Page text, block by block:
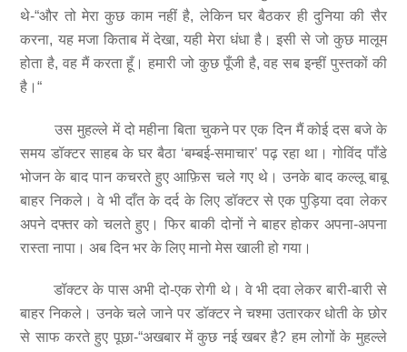
थे-“और तो मेरा कुछ काम नहीं है, लेकिन घर बैठकर ही दुनिया की सैर
करना, यह मजा किताब में देखा, यही मेरा धंधा है। इसी से जो कुछ मालूम
होता है, वह मैं करता हूँ। हमारी जो कुछ पूँजी है, वह सब इन्हीं पुस्तकों की
है।“
उस मुहल्ले में दो महीना बिता चुकने पर एक दिन मैं कोई दस बजे के
समय डॉक्टर साहब के घर बैठा ‘बम्बई-समाचार’ पढ़ रहा था। गोविंद पाँडे
भोजन के बाद पान कचरते हुए आफ़िस चले गए थे। उनके बाद कल्लू बाबू
बाहर निकले। वे भी दाँत के दर्द के लिए डॉक्टर से एक पुड़िया दवा लेकर
अपने दफ्तर को चलते हुए। फिर बाकी दोनों ने बाहर होकर अपना-अपना
रास्ता नापा। अब दिन भर के लिए मानो मेस खाली हो गया।
डॉक्टर के पास अभी दो-एक रोगी थे। वे भी दवा लेकर बारी-बारी से
बाहर निकले। उनके चले जाने पर डॉक्टर ने चश्मा उतारकर धोती के छोर
से साफ करते हुए पूछा-“अखबार में कुछ नई खबर है? हम लोगों के मुहल्ले